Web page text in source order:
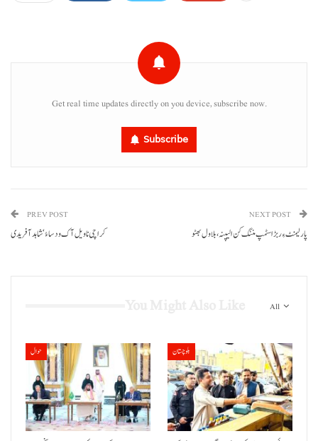
Get real time updates directly on you device, subscribe now.
Subscribe
PREV POST
کراچی نا ویل آک ودسا ءُ‘شاہد آفریدی
NEXT POST
پارلیمنٹ ءِ ربڑ اسٹمپ مننگ کن الیپنہ، بلاول بھٹو
All
حوال بلوچستان